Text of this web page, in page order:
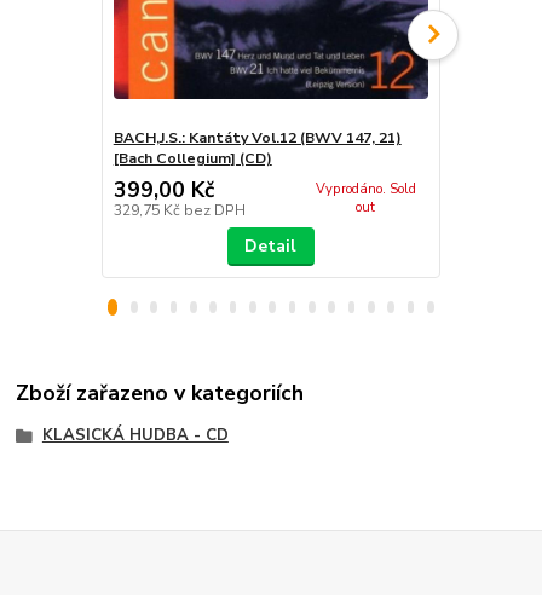
BACH,J.S.: Kantáty Vol.12 (BWV 147, 21)
[Bach Collegium] (CD)
399,00 Kč
329,75 Kč bez DPH
Vyprodáno. Sold
out
Detail
Zboží zařazeno v kategoriích
KLASICKÁ HUDBA - CD